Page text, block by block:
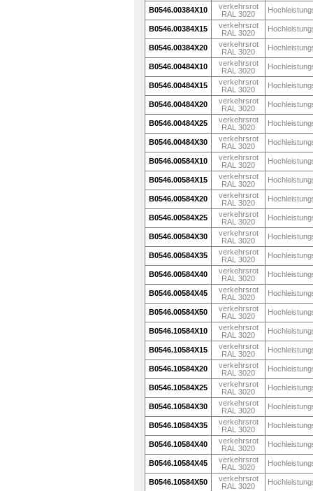
B0546.00384X10
verkehrsrot
RAL 3020
B0546.00384X15
verkehrsrot
RAL 3020
B0546.00384X20
verkehrsrot
RAL 3020
B0546.00484X10
verkehrsrot
RAL 3020
B0546.00484X15
verkehrsrot
RAL 3020
B0546.00484X20
verkehrsrot
RAL 3020
B0546.00484X25
verkehrsrot
RAL 3020
B0546.00484X30
verkehrsrot
RAL 3020
B0546.00584X10
verkehrsrot
RAL 3020
B0546.00584X15
verkehrsrot
RAL 3020
B0546.00584X20
verkehrsrot
RAL 3020
B0546.00584X25
verkehrsrot
RAL 3020
B0546.00584X30
verkehrsrot
RAL 3020
B0546.00584X35
verkehrsrot
RAL 3020
B0546.00584X40
verkehrsrot
RAL 3020
B0546.00584X45
verkehrsrot
RAL 3020
B0546.00584X50
verkehrsrot
RAL 3020
B0546.10584X10
verkehrsrot
RAL 3020
B0546.10584X15
verkehrsrot
RAL 3020
B0546.10584X20
verkehrsrot
RAL 3020
B0546.10584X25
verkehrsrot
RAL 3020
B0546.10584X30
verkehrsrot
RAL 3020
B0546.10584X35
verkehrsrot
RAL 3020
B0546.10584X40
verkehrsrot
RAL 3020
B0546.10584X45
verkehrsrot
RAL 3020
B0546.10584X50
verkehrsrot
RAL 3020